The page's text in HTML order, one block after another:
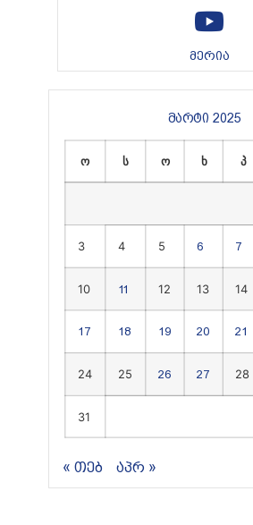
მერია
მარტი 2025
ო ს ო ხ პ
3 4 5 6 7
10 11 12 13 14
17 18 19 20 21
24 25 26 27 28
31
« თებ აპრ »